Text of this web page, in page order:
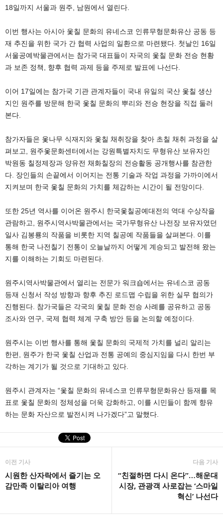
18일까지 서울과 원주, 남원에서 열린다.
이번 행사는 아시아 옻칠 문화의 유네스코 인류무형문화유산 공동 등
재 추진을 위한 국가 간 협력 사업의 일환으로 마련됐다. 첫날인 16일
서울공예박물관에서는 참가국 대표들이 자국의 옻칠 문화 전승 현황
과 보존 정책, 향후 협력 과제 등을 주제로 발표에 나선다.
이어 17일에는 참가국 기관 관계자들이 국내 유일의 국산 옻칠 생산
지인 원주를 방문해 한국 옻칠 문화의 뿌리와 전승 현장을 직접 둘러
본다.
참가자들은 옻나무 식재지와 옻칠 채취장을 찾아 초칠 채취 과정을 살
펴보고, 원주옻문화센터에서는 강원특별자치도 무형유산 보유자인
박원동 칠정제장과 양유전 채화칠장의 전승활동 공개행사를 참관한
다. 장인들의 손끝에서 이어지는 전통 기술과 작업 과정을 가까이에서
지켜보며 한국 옻칠 문화의 가치를 체감하는 시간이 될 전망이다.
또한 25년 역사를 이어온 원주시 한국옻칠공예대전의 역대 수상작을
관람하고, 원주시역사박물관에서는 국가무형유산 나전장 보유자였던
일사 김봉룡의 작품을 비롯한 지역 칠공예 작품들을 살펴본다. 이를
통해 한국 나전칠기 전통이 오늘날까지 어떻게 계승되고 발전해 왔는
지를 이해하는 기회도 마련된다.
원주시역사박물관에서 열리는 전문가 워크숍에서는 유네스코 공동
등재 신청서 작성 방향과 향후 추진 로드맵 수립을 위한 실무 협의가
진행된다. 참가국들은 각국의 옻칠 문화 전승 사례를 공유하고 공동
조사와 연구, 국제 협력 체계 구축 방안 등을 논의할 예정이다.
원주시는 이번 행사를 통해 옻칠 문화의 국제적 가치를 널리 알리는
한편, 원주가 한국 옻칠 산업과 전통 공예의 중심지임을 다시 한번 부
각하는 계기가 될 것으로 기대하고 있다.
원주시 관계자는 “옻칠 문화의 유네스코 인류무형문화유산 등재를 목
표로 옻칠 문화의 정체성을 더욱 강화하고, 이를 시민들이 함께 향유
하는 문화 자산으로 발전시켜 나가겠다”고 말했다.
이전 기사
시원한 산자락에서 즐기는 오
감만족 이탈리아 여행
다음 기사
“친절하면 다시 온다”…해운대
시장, 관광객 사로잡는 ‘스마일
혁신’ 나선다